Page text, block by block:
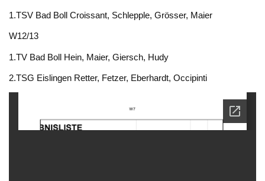
1.TSV Bad Boll Croissant, Schlepple, Grösser, Maier
W12/13
1.TV Bad Boll Hein, Maier, Giersch, Hudy
2.TSG Eislingen Retter, Fetzer, Eberhardt, Occipinti